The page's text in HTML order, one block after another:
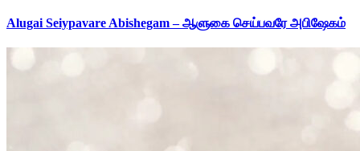
Alugai Seiypavare Abishegam – ஆளுகை செய்பவரே அபிஷேகம்